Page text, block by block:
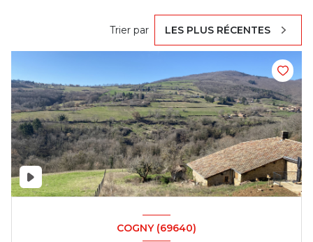
Trier par LES PLUS RÉCENTES
COGNY (69640)